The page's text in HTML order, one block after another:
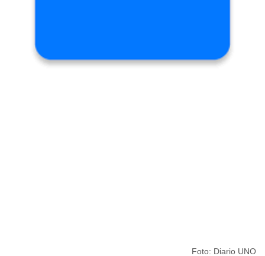
Foto: Diario UNO